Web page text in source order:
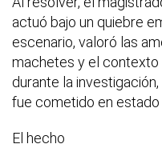
actuó bajo un quiebre
escenario, valoró las
machetes y el
durante la
fue cometido en estado
El hecho